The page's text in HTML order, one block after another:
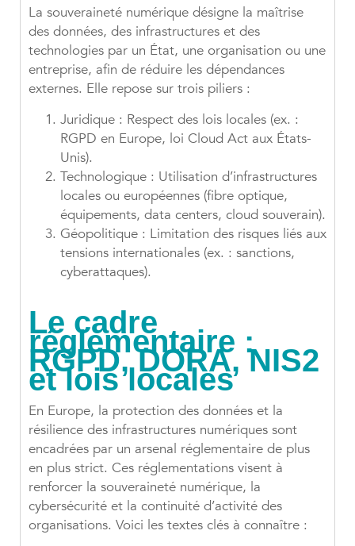
La souveraineté numérique désigne la maîtrise
des données, des infrastructures et des
technologies par un État, une organisation ou une
entreprise, afin de réduire les dépendances
externes. Elle repose sur trois piliers :
Juridique : Respect des lois locales (ex. :
RGPD en Europe, loi Cloud Act aux États-
Unis).
Technologique : Utilisation d’infrastructures
locales ou européennes (fibre optique,
équipements, data centers, cloud souverain).
Géopolitique : Limitation des risques liés aux
tensions internationales (ex. : sanctions,
cyberattaques).
Le cadre
réglementaire :
RGPD, DORA, NIS2
et lois locales
En Europe, la protection des données et la
résilience des infrastructures numériques sont
encadrées par un arsenal réglementaire de plus
en plus strict. Ces réglementations visent à
renforcer la souveraineté numérique, la
cybersécurité et la continuité d’activité des
organisations. Voici les textes clés à connaître :